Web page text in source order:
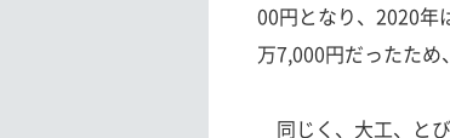
00円となり、2020年
万7,000円だったため
同じく、大工、と